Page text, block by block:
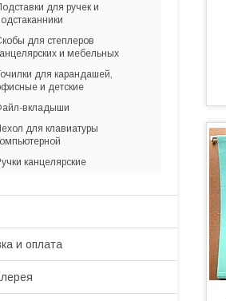
для ручек и
для степлеров
и мебельных
для карандашей,
и детские
вкладыши
для клавиатуры
канцелярские
и оплата